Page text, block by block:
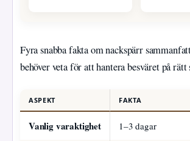
Fyra snabba fakta om nackspärr
behöver veta för att hantera besväret på rätt
ASPEKT FAKTA
Vanlig varaktighet 1–3 dagar